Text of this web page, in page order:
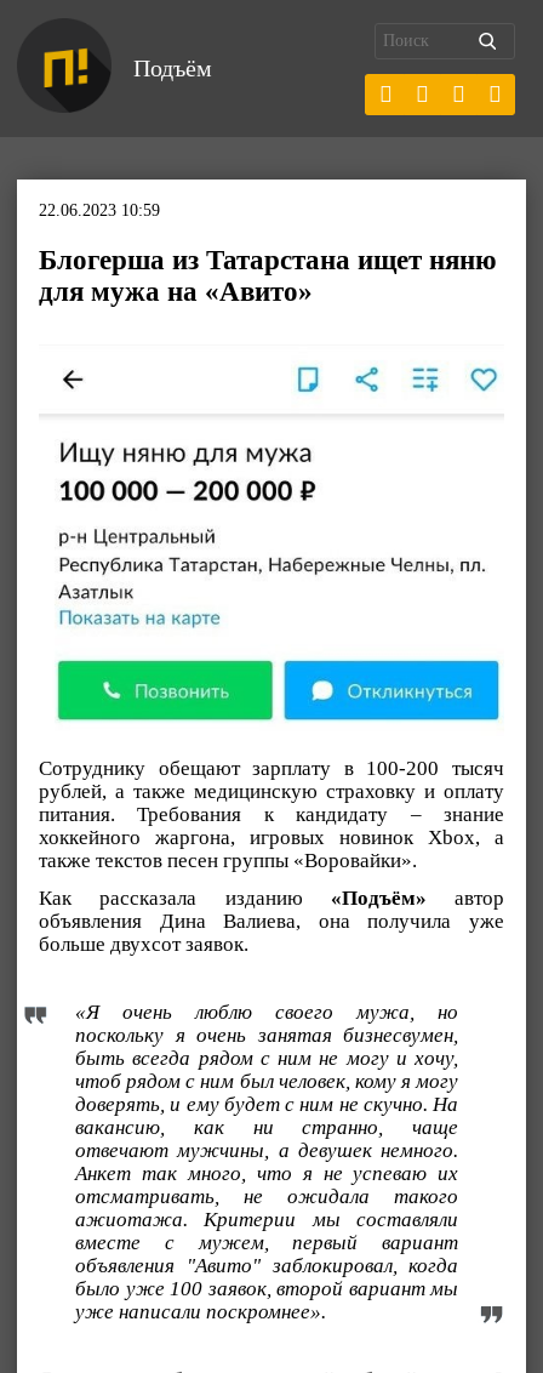
Подъём
22.06.2023 10:59
Блогерша из Татарстана ищет няню
для мужа на «Авито»
Сотруднику обещают зарплату в 100-200 тысяч
рублей, а также медицинскую страховку и оплату
питания. Требования к кандидату – знание
хоккейного жаргона, игровых новинок Xbox, а
также текстов песен группы «Воровайки».
Как рассказала изданию «Подъём» автор
объявления Дина Валиева, она получила уже
больше двухсот заявок.
«Я очень люблю своего мужа, но
поскольку я очень занятая бизнесвумен,
быть всегда рядом с ним не могу и хочу,
чтоб рядом с ним был человек, кому я могу
доверять, и ему будет с ним не скучно. На
вакансию, как ни странно, чаще
отвечают мужчины, а девушек немного.
Анкет так много, что я не успеваю их
отсматривать, не ожидала такого
ажиотажа. Критерии мы составляли
вместе с мужем, первый вариант
объявления "Авито" заблокировал, когда
было уже 100 заявок, второй вариант мы
уже написали поскромнее».